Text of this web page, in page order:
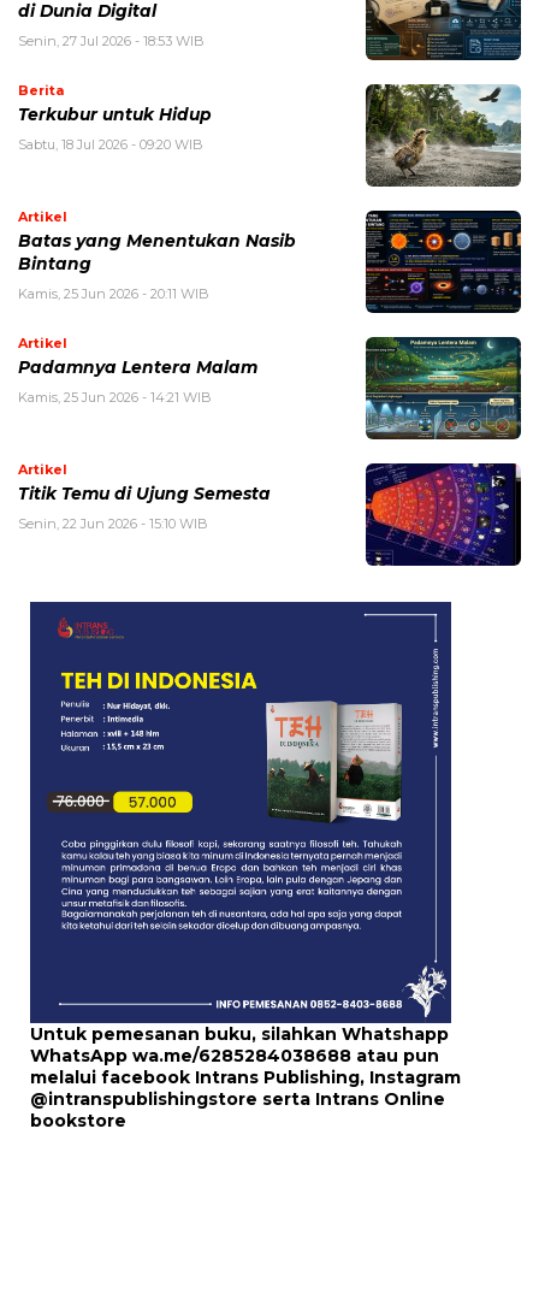
di Dunia Digital
Senin, 27 Jul 2026 - 18:53 WIB
Berita
Terkubur untuk Hidup
Sabtu, 18 Jul 2026 - 09:20 WIB
Artikel
Batas yang Menentukan Nasib
Bintang
Kamis, 25 Jun 2026 - 20:11 WIB
Artikel
Padamnya Lentera Malam
Kamis, 25 Jun 2026 - 14:21 WIB
Artikel
Titik Temu di Ujung Semesta
Senin, 22 Jun 2026 - 15:10 WIB
Untuk pemesanan buku, silahkan Whatshapp
WhatsApp wa.me/6285284038688 atau pun
melalui facebook Intrans Publishing, Instagram
@intranspublishingstore serta Intrans Online
bookstore